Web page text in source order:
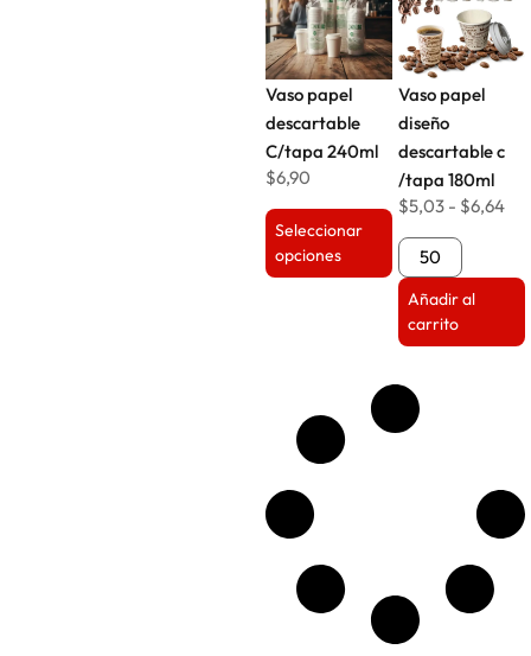
Vaso papel
descartable
C/tapa 240ml
$6,90
Seleccionar
opciones
Vaso papel
diseño
descartable c
/tapa 180ml
$5,03 - $6,64
Añadir al
carrito